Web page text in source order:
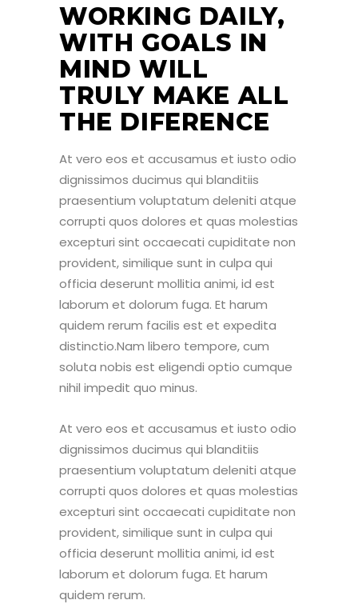
WORKING DAILY,
WITH GOALS IN
MIND WILL
TRULY MAKE ALL
THE DIFERENCE
At vero eos et accusamus et iusto odio
dignissimos ducimus qui blanditiis
praesentium voluptatum deleniti atque
corrupti quos dolores et quas molestias
excepturi sint occaecati cupiditate non
provident, similique sunt in culpa qui
officia deserunt mollitia animi, id est
laborum et dolorum fuga. Et harum
quidem rerum facilis est et expedita
distinctio.Nam libero tempore, cum
soluta nobis est eligendi optio cumque
nihil impedit quo minus.
At vero eos et accusamus et iusto odio
dignissimos ducimus qui blanditiis
praesentium voluptatum deleniti atque
corrupti quos dolores et quas molestias
excepturi sint occaecati cupiditate non
provident, similique sunt in culpa qui
officia deserunt mollitia animi, id est
laborum et dolorum fuga. Et harum
quidem rerum.